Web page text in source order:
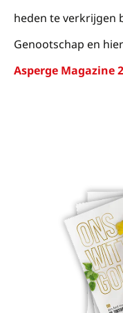
heden te verkrijgen
Genootschap en
Asperge Magazine